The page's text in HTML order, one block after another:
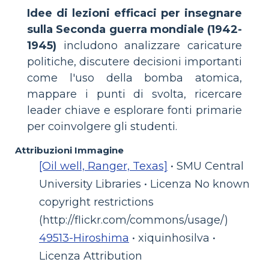
Idee di lezioni efficaci per insegnare
sulla Seconda guerra mondiale (1942-
1945) includono analizzare caricature
politiche, discutere decisioni importanti
come l'uso della bomba atomica,
mappare i punti di svolta, ricercare
leader chiave e esplorare fonti primarie
per coinvolgere gli studenti.
Attribuzioni Immagine
[Oil well, Ranger, Texas] • SMU Central
University Libraries • Licenza No known
copyright restrictions
(http://flickr.com/commons/usage/)
49513-Hiroshima • xiquinhosilva •
Licenza Attribution